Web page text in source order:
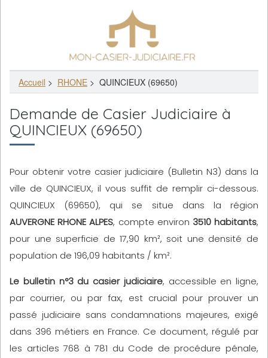
Accueil > RHONE > QUINCIEUX (69650)
Demande de Casier Judiciaire à
QUINCIEUX (69650)
Pour obtenir votre casier judiciaire (Bulletin N3) dans la
ville de QUINCIEUX, il vous suffit de remplir ci-dessous.
QUINCIEUX (69650), qui se situe dans la région
AUVERGNE RHONE ALPES, compte environ 3510 habitants,
pour une superficie de 17,90 km², soit une densité de
population de 196,09 habitants / km².
Le bulletin n°3 du casier judiciaire, accessible en ligne,
par courrier, ou par fax, est crucial pour prouver un
passé judiciaire sans condamnations majeures, exigé
dans 396 métiers en France. Ce document, régulé par
les articles 768 à 781 du Code de procédure pénale,